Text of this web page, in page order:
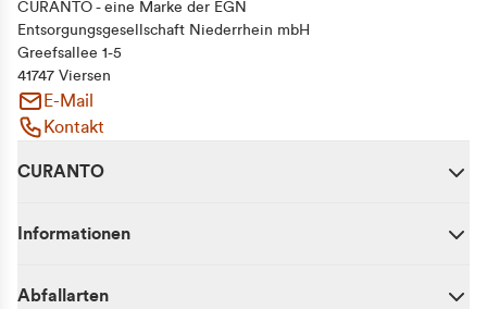
CURANTO - eine Marke der EGN
Entsorgungsgesellschaft Niederrhein mbH
Greefsallee 1-5
41747 Viersen
E-Mail
Kontakt
CURANTO
Informationen
Abfallarten